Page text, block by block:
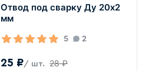
Отвод под сварку Ду 20х2
мм
5 2
25 ₽/ шт. 28 ₽